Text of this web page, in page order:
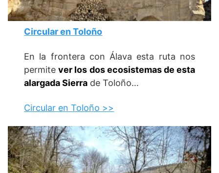
Circular en Toloño
En la frontera con Álava esta ruta nos
permitever los dos ecosistemas de esta
alargada Sierra de Toloño…
Circular en Toloño >>